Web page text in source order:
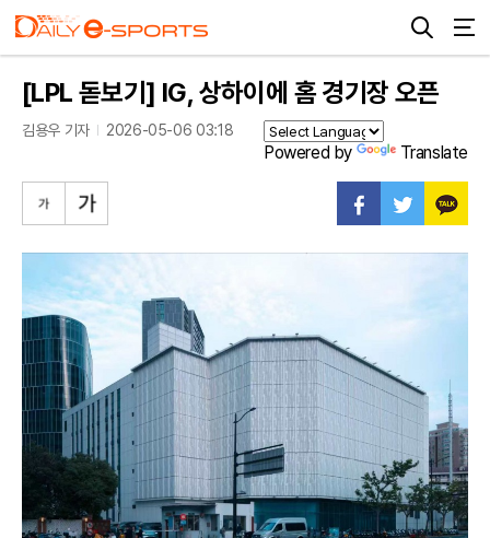
[LPL 돋보기] IG, 상하이에 홈 경기장 오픈
김용우 기자 2026-05-06 03:18
Powered by Translate